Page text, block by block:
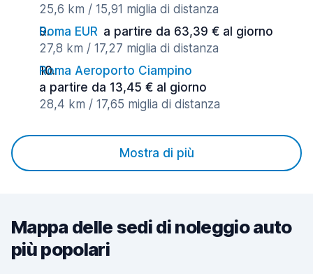
25,6 km / 15,91 miglia di distanza
Roma EUR a partire da 63,39 € al giorno
27,8 km / 17,27 miglia di distanza
Roma Aeroporto Ciampino
a partire da 13,45 € al giorno
28,4 km / 17,65 miglia di distanza
Mostra di più
Mappa delle sedi di noleggio auto
più popolari